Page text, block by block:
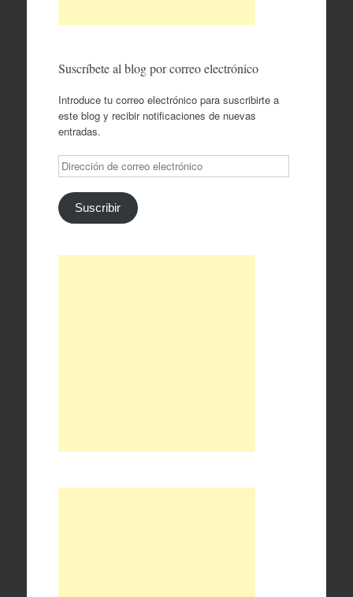
Suscríbete al blog por correo electrónico
Introduce tu correo electrónico para suscribirte a
este blog y recibir notificaciones de nuevas
entradas.
Dirección
de
correo
electrónico
Suscribir